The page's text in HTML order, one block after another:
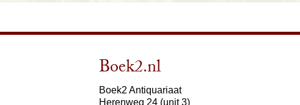
Boek2.nl
Boek2 Antiquariaat
Herenweg 24 (unit 3)